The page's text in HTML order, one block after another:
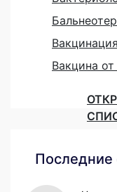
Вакцинация
Вакцина
Последние